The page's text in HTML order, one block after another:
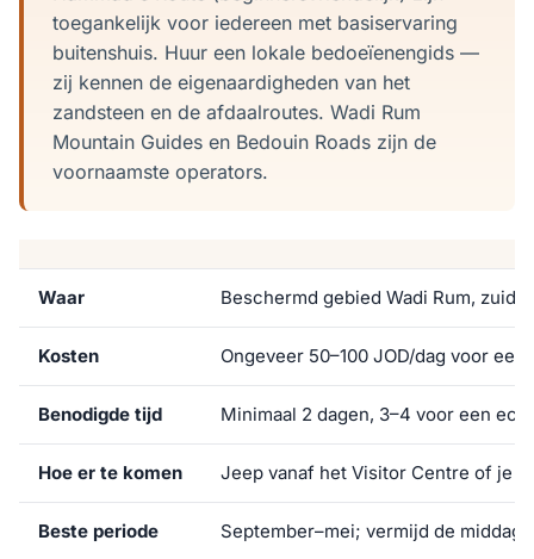
toegankelijk voor iedereen met basiservaring
buitenshuis. Huur een lokale bedoeïenengids —
zij kennen de eigenaardigheden van het
zandsteen en de afdaalroutes. Wadi Rum
Mountain Guides en Bedouin Roads zijn de
voornaamste operators.
Waar Beschermd gebied Wadi Rum, zuid-
Kosten Ongeveer 50–100 JOD/dag voor
Benodigde tijd Minimaal 2 dagen, 3–4 voor een
Hoe er te komen Jeep vanaf het Visitor Centre of je
Beste periode September–mei; vermijd de